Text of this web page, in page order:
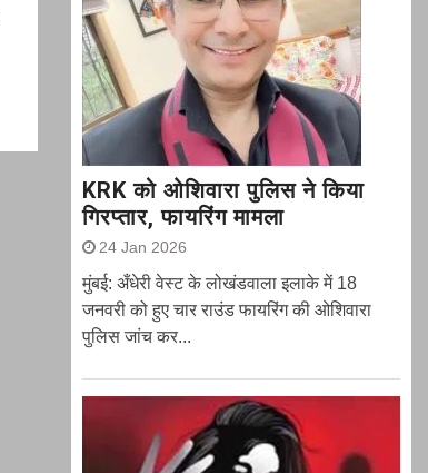
KRK को ओशिवारा पुलिस ने किया
गिरप्तार, फायरिंग मामला
24 Jan 2026
मुंबई: अँधेरी वेस्ट के लोखंडवाला इलाके में 18
जनवरी को हुए चार राउंड फायरिंग की ओशिवारा
पुलिस जांच कर...